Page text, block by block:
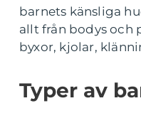
barnets känsliga
allt från bodys och
byxor, kjolar,
Typer av